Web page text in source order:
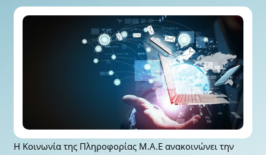
Η Κοινωνία της Πληροφορίας Μ.Α.Ε ανακοινώνει την